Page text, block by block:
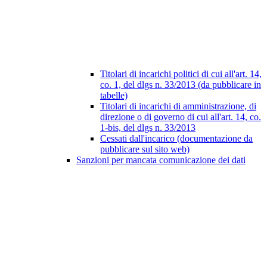
Titolari di incarichi politici di cui all'art. 14,
co. 1, del dlgs n. 33/2013 (da pubblicare in
tabelle)
Titolari di incarichi di amministrazione, di
direzione o di governo di cui all'art. 14, co.
1-bis, del dlgs n. 33/2013
Cessati dall'incarico (documentazione da
pubblicare sul sito web)
Sanzioni per mancata comunicazione dei dati